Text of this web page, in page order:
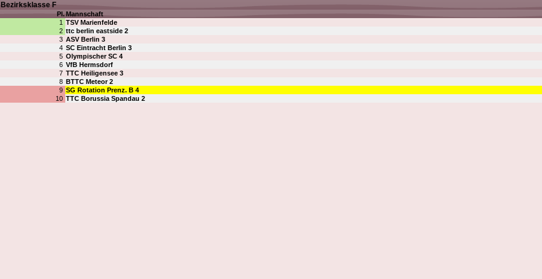
Bezirksklasse F
Pl.Mannschaft
1 TSV Marienfelde
2 ttc berlin eastside 2
3 ASV Berlin 3
4 SC Eintracht Berlin 3
5 Olympischer SC 4
6 VfB Hermsdorf
7 TTC Heiligensee 3
8 BTTC Meteor 2
9 SG Rotation Prenz. B 4
10 TTC Borussia Spandau 2